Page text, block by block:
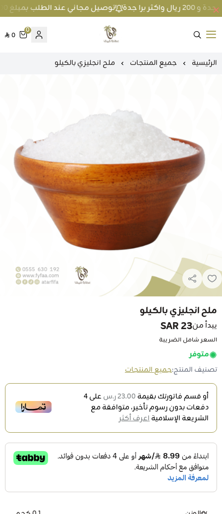
توصيل مجاني عند الطلب بمبلغ 100 ريال واكثر داخل جدة و 200 ريال واكثر برا جدة
متجر عطارة فيفا
0
0
الرئيسية جميع المنتجات ملح انجليزي بالكيلو
ملح انجليزي بالكيلو
يبدأ من23 SAR
السعر شامل الضريبة
متوفر
تصنيف المنتج:جميع المنتجات
أو قسم فاتورتك بقيمة 23.00 ر.س على4
دفعات بدون رسوم تأخير، متوافقة مع
الشريعة الإسلاميةاعرف أكثر